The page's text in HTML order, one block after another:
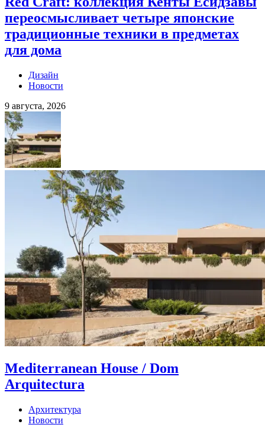
переосмысливает четыре японские
традиционные техники в предметах
для дома
Дизайн
Новости
9 августа, 2026
Mediterranean House / Dom
Arquitectura
Архитектура
Новости